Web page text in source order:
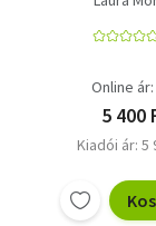
Online ár:
5 400
Kiadói ár: 5